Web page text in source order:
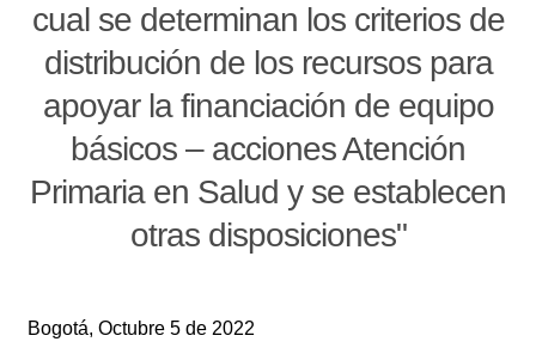
cual se determinan los criterios de
distribución de los recursos para
apoyar la financiación de equipo
básicos – acciones Atención
Primaria en Salud y se establecen
otras disposiciones"
Bogotá, Octubre 5 de 2022